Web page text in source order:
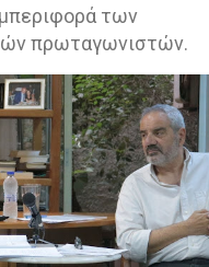
των
πρωταγωνιστών.